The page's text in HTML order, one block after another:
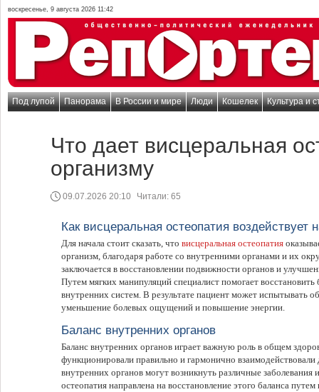
воскресенье, 9 августа 2026 11:42
Под лупой Панорама В России и мире Люди Кошелек Культура и
Что дает висцеральная
организму
09.07.2026 20:10 Читали: 65
Как висцеральная остеопатия воздействует
Для начала стоит сказать, что висцеральная остеопатия
организм, благодаря работе со внутренними органами и их
заключается в восстановлении подвижности органов и
Путем мягких манипуляций специалист помогает
внутренних систем. В результате пациент может испытывать
уменьшение болевых ощущений и повышение энергии.
Баланс внутренних органов
Баланс внутренних органов играет важную роль в общем
функционировали правильно и гармонично
внутренних органов могут возникнуть различные
остеопатия направлена на восстановление этого баланса